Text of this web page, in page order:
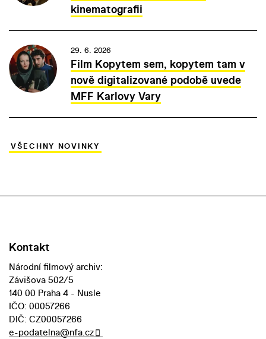
kinematografii
29. 6. 2026
Film Kopytem sem, kopytem tam v
nově digitalizované podobě uvede
MFF Karlovy Vary
VŠECHNY NOVINKY
Kontakt
Národní filmový archiv:
Závišova 502/5
140 00 Praha 4 - Nusle
IČO: 00057266
DIČ: CZ00057266
e-podatelna@nfa.cz